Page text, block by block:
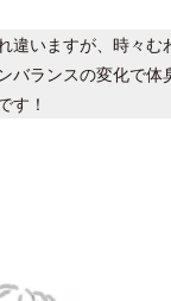
違いますが、時々
バランスの変化で
す！